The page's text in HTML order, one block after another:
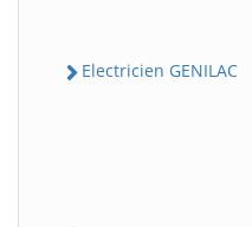
Electricien GENILAC